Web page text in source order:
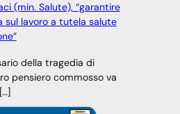
(min. Salute), “garantire
sul lavoro a tutela salute
della tragedia di
pensiero commosso va